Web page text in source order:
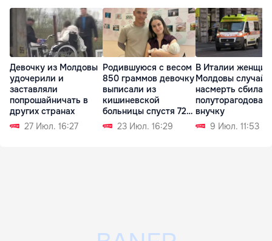
Девочку из Молдовы
удочерили и
заставляли
попрошайничать в
других странах
27 Июл. 16:27
Родившуюся с весом
850 граммов девочку
выписали из
кишиневской
больницы спустя 72
дня 23 Июл. 16:29
В Италии
Молдовы
насмерть сбила
внучку
9 Июл. 11:53